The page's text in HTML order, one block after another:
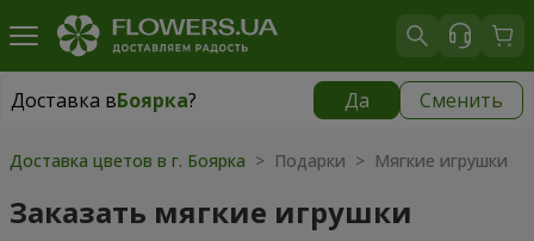
Доставка вБоярка? Да Сменить
Доставка вБоярка|
Доставка цветов в г. Боярка > Подарки > Мягкие игрушки
Заказать мягкие игрушки